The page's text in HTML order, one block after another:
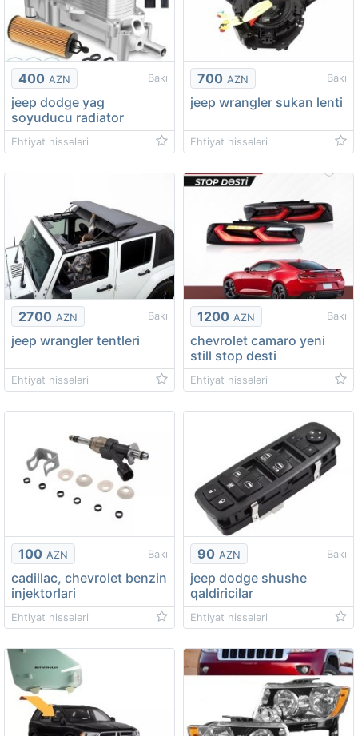
400 AZN Bakı
jeep dodge yag
soyuducu radiator
Ehtiyat hissələri
700 AZN Bakı
jeep wrangler sukan lenti
Ehtiyat hissələri
2700 AZN Bakı
jeep wrangler tentleri
Ehtiyat hissələri
1200 AZN Bakı
chevrolet camaro yeni
still stop desti
Ehtiyat hissələri
100 AZN Bakı
cadillac, chevrolet benzin
injektorlari
Ehtiyat hissələri
90 AZN Bakı
jeep dodge shushe
qaldiricilar
Ehtiyat hissələri